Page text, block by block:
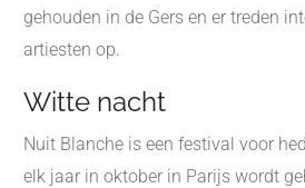
gehouden in de Gers en er treden
artiesten op.
Witte nacht
Nuit Blanche is een festival voor
elk jaar in oktober in Parijs wordt